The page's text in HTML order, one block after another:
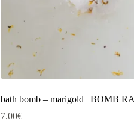
bath bomb – marigold | BOMB
7.00€